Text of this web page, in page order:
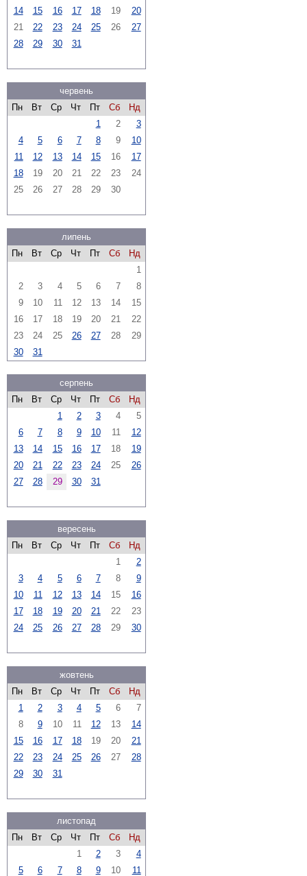
14
15 16 17 18 19
20
21
22 23 24 25 26
27
28
29 30 31
червень
Пн
Вт Ср Чт Пт Сб
Нд
1
2
3
4
5 6 7 8 9
10
11
12 13 14 15 16
17
18
19 20 21 22 23
24
25
26 27 28 29 30
липень
Пн
Вт Ср Чт Пт Сб
Нд
1
2
3 4 5 6 7
8
9
10 11 12 13 14
15
16
17 18 19 20 21
22
23
24 25 26 27 28
29
30
31
серпень
Пн
Вт Ср Чт Пт Сб
Нд
1
2 3 4
5
6
7 8 9 10 11
12
13
14 15 16 17 18
19
20
21 22 23 24 25
26
27
28 29 30 31
вересень
Пн
Вт Ср Чт Пт Сб
Нд
1
2
3
4 5 6 7 8
9
10
11 12 13 14 15
16
17
18 19 20 21 22
23
24
25 26 27 28 29 30
жовтень
Пн
Вт Ср Чт Пт Сб
Нд
1
2 3 4 5 6
7
8
9 10 11 12 13
14
15
16 17 18 19 20
21
22
23 24 25 26 27
28
29
30 31
листопад
Пн
Вт Ср Чт Пт Сб
Нд
1
2 3
4
5
6 7 8 9 10
11